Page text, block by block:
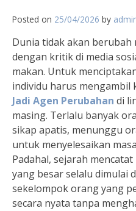
Posted on 25/04/2026 by
Dunia tidak akan berubah
dengan kritik di media
makan. Untuk
individu harus
Jadi Agen Perubahan di
masing. Terlalu banyak
sikap apatis, menunggu
untuk menyelesaikan
Padahal, sejarah
yang besar selalu dimulai
sekelompok orang yang
secara nyata tanpa